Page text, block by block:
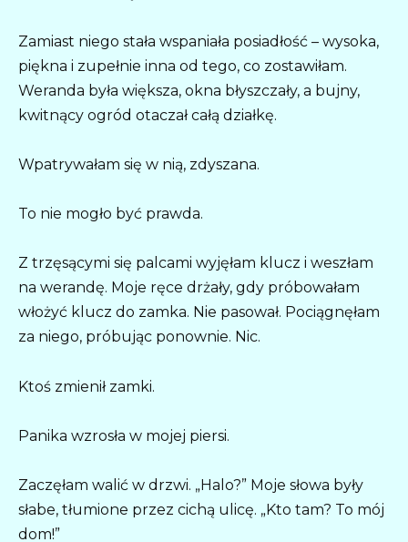
Zamiast niego stała wspaniała posiadłość – wysoka,
piękna i zupełnie inna od tego, co zostawiłam.
Weranda była większa, okna błyszczały, a bujny,
kwitnący ogród otaczał całą działkę.
Wpatrywałam się w nią, zdyszana.
To nie mogło być prawda.
Z trzęsącymi się palcami wyjęłam klucz i weszłam
na werandę. Moje ręce drżały, gdy próbowałam
włożyć klucz do zamka. Nie pasował. Pociągnęłam
za niego, próbując ponownie. Nic.
Ktoś zmienił zamki.
Panika wzrosła w mojej piersi.
Zaczęłam walić w drzwi. „Halo?” Moje słowa były
słabe, tłumione przez cichą ulicę. „Kto tam? To mój
dom!”